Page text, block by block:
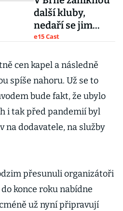
další kluby,
nedaří se jim
splatit dluhy, říká
e15 Cast
cen kapel a následně
spíše nahoru. Už se to
bude fakt, že ubylo
i tak před pandemií byl
na dodavatele, na služby
přesunuli organizátoři
konce roku nabídne
už nyní připravují